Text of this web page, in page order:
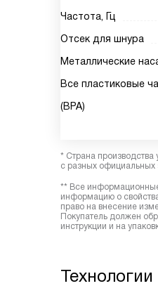
Частота, Гц
Отсек для шнура
Металлические
Все пластиковые
(BPA)
* Страна
с разных официальных
** Все
информацию о
право на внесение
Покупатель должен
инструкции и на